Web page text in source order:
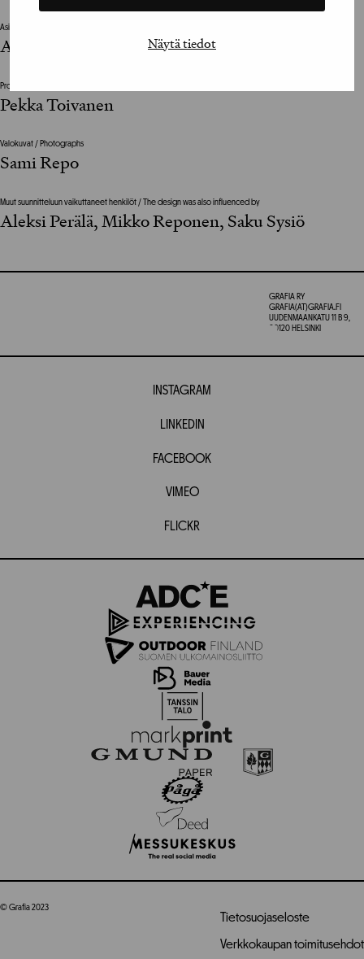
Näytä tiedot
Asiakkaan vastuuhenkilö / Clients Representative
Anu Syrmä, Kaisa Lekola
Projektinjohto / Project Management
Pekka Toivanen
Valokuvat / Photographs
Sami Repo
Muut suunnitteluun vaikuttaneet henkilöt / The design was also influenced by
Aleksi Perälä, Mikko Reponen, Saku Sysiö
GRAFIA RY
GRAFIA(AT)GRAFIA.FI
UUDENMAANKATU 11 B 9,
00120 HELSINKI
INSTAGRAM
LINKEDIN
FACEBOOK
VIMEO
FLICKR
© Grafia 2023
Tietosuojaseloste
Verkkokaupan toimitusehdot